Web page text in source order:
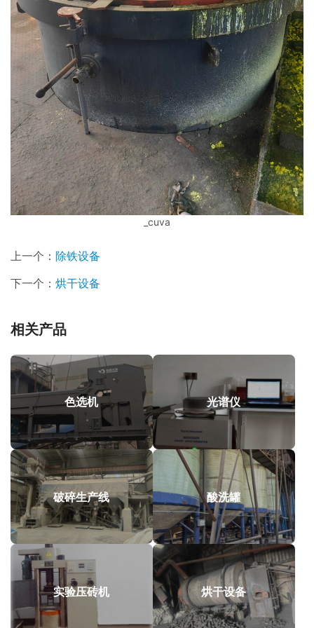
_cuva
上一个： 除铁设备
下一个： 烘干设备
相关产品
色选机 光谱仪
破碎生产线 酸洗罐
实验压砖机 烘干设备